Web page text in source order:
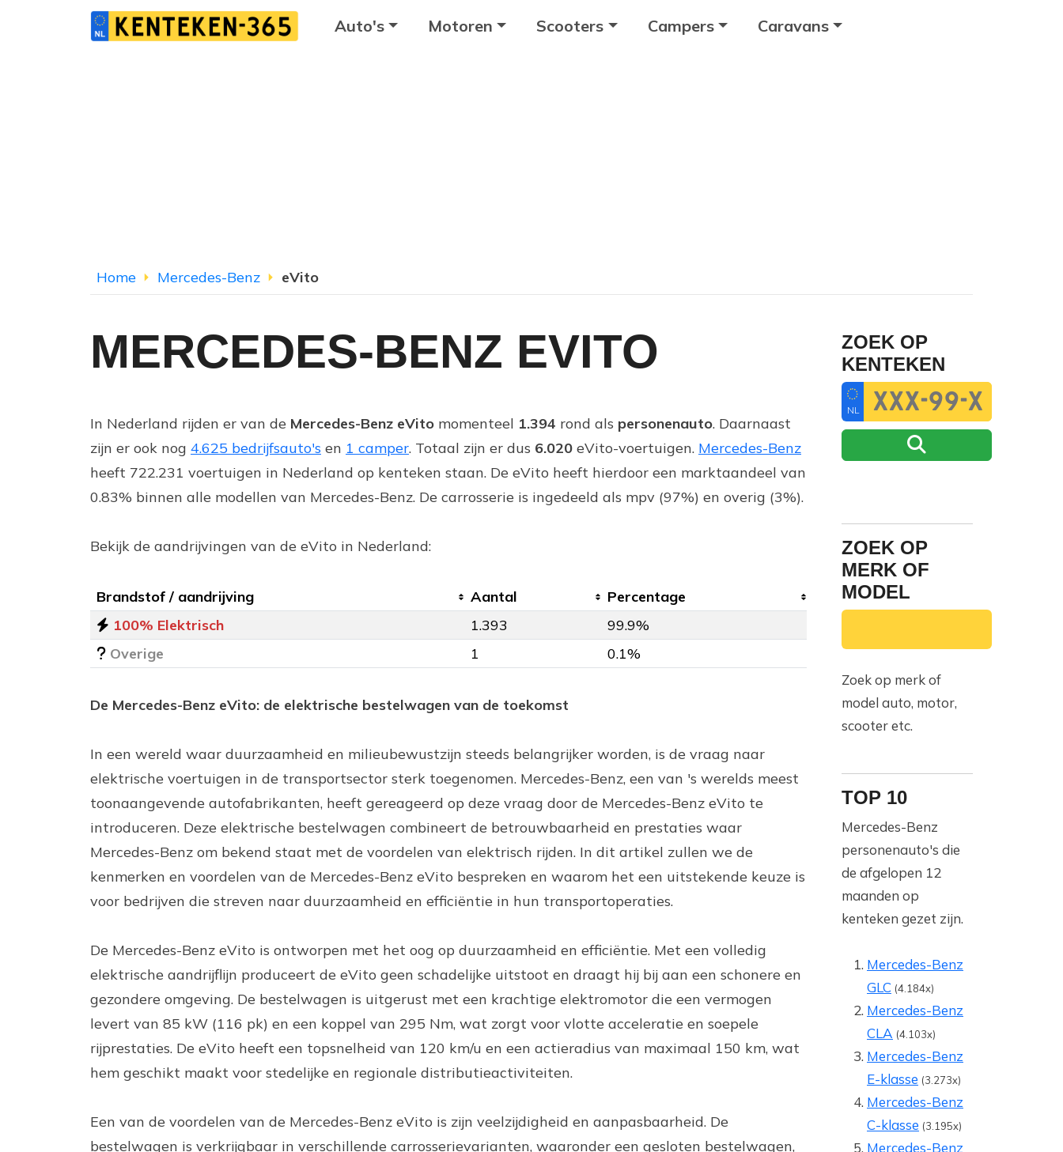
Auto's Motoren Scooters Campers Caravans
Home Mercedes-Benz eVito
MERCEDES-BENZ EVITO
In Nederland rijden er van de Mercedes-Benz eVito momenteel 1.394 rond als personenauto. Daarnaast
zijn er ook nog 4.625 bedrijfsauto's en 1 camper. Totaal zijn er dus 6.020 eVito-voertuigen. Mercedes-Benz
heeft 722.231 voertuigen in Nederland op kenteken staan. De eVito heeft hierdoor een marktaandeel van
0.83% binnen alle modellen van Mercedes-Benz. De carrosserie is ingedeeld als mpv (97%) en overig (3%).
Bekijk de aandrijvingen van de eVito in Nederland:
Brandstof / aandrijving Aantal
Percentage
100% Elektrisch
1.393
99.9%
Overige
1 0.1%
De Mercedes-Benz eVito: de elektrische bestelwagen van de toekomst
In een wereld waar duurzaamheid en milieubewustzijn steeds belangrijker worden, is de vraag naar
elektrische voertuigen in de transportsector sterk toegenomen. Mercedes-Benz, een van 's werelds meest
toonaangevende autofabrikanten, heeft gereageerd op deze vraag door de Mercedes-Benz eVito te
introduceren. Deze elektrische bestelwagen combineert de betrouwbaarheid en prestaties waar
Mercedes-Benz om bekend staat met de voordelen van elektrisch rijden. In dit artikel zullen we de
kenmerken en voordelen van de Mercedes-Benz eVito bespreken en waarom het een uitstekende keuze is
voor bedrijven die streven naar duurzaamheid en efficiëntie in hun transportoperaties.
De Mercedes-Benz eVito is ontworpen met het oog op duurzaamheid en efficiëntie. Met een volledig
elektrische aandrijflijn produceert de eVito geen schadelijke uitstoot en draagt hij bij aan een schonere en
gezondere omgeving. De bestelwagen is uitgerust met een krachtige elektromotor die een vermogen
levert van 85 kW (116 pk) en een koppel van 295 Nm, wat zorgt voor vlotte acceleratie en soepele
rijprestaties. De eVito heeft een topsnelheid van 120 km/u en een actieradius van maximaal 150 km, wat
hem geschikt maakt voor stedelijke en regionale distributieactiviteiten.
Een van de voordelen van de Mercedes-Benz eVito is zijn veelzijdigheid en aanpasbaarheid. De
bestelwagen is verkrijgbaar in verschillende carrosserievarianten, waaronder een gesloten bestelwagen,
ZOEK OP
KENTEKEN
NL
ZOEK OP
MERK OF
MODEL
Zoek op merk of
model auto, motor,
scooter etc.
TOP 10
Mercedes-Benz
personenauto's die
de afgelopen 12
maanden op
kenteken gezet zijn.
Mercedes-Benz
GLC (4.184x)
Mercedes-Benz
CLA (4.103x)
Mercedes-Benz
E-klasse (3.273x)
Mercedes-Benz
C-klasse (3.195x)
Mercedes-Benz